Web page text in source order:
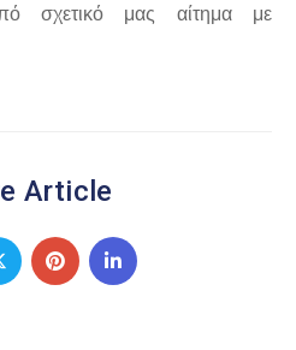
σχετικό μας αίτημα με
Article